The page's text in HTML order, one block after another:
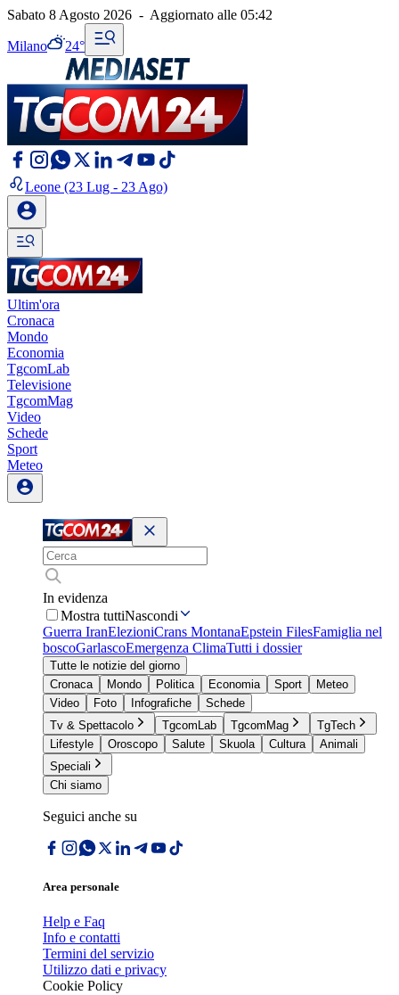
Sabato 8 Agosto 2026 - Aggiornato alle 05:42
Milano 24°
Leone (23 Lug - 23 Ago)
Ultim'ora
Cronaca
Mondo
Economia
TgcomLab
Televisione
TgcomMag
Video
Schede
Sport
Meteo
In evidenza
Mostra tuttiNascondi
Guerra IranElezioniCrans MontanaEpstein FilesFamiglia nel
boscoGarlascoEmergenza ClimaTutti i dossier
Tutte le notizie del giorno
Cronaca
Mondo Politica Economia Sport
Meteo
Video
Foto Infografiche
Schede
Tv & Spettacolo
TgcomLab TgcomMag
TgTech
Lifestyle
Oroscopo Salute Skuola Cultura
Animali
Speciali
Chi siamo
Seguici anche su
Area personale
Help e Faq
Info e contatti
Termini del servizio
Utilizzo dati e privacy
Cookie Policy